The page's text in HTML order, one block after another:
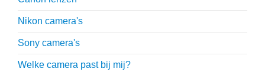
Nikon camera's
Sony camera's
Welke camera past bij mij?